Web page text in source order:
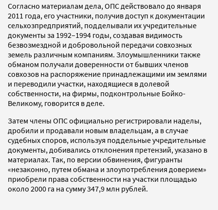
Согласно материалам дела, ОПС действовало до января
2011 года, его участники, получив доступ к документации
сельхозпредприятий, подделывали их учредительные
документы за 1992–1994 годы, создавая видимость
безвозмездной и добровольной передачи совхозных
земель различным компаниям. Злоумышленники также
обманом получали доверенности от бывших членов
совхозов на распоряжение принадлежащими им землями
и переводили участки, находящиеся в долевой
собственности, на фирмы, подконтрольные Бойко-
Великому, говорится в деле.
Затем члены ОПС официально регистрировали наделы,
дробили и продавали новым владельцам, а в случае
судебных споров, используя поддельные учредительные
документы, добивались отклонения претензий, указано в
материалах. Так, по версии обвинения, фигуранты
«незаконно, путем обмана и злоупотребления доверием»
приобрели права собственности на участки площадью
около 2000 га на сумму 347,9 млн рублей.